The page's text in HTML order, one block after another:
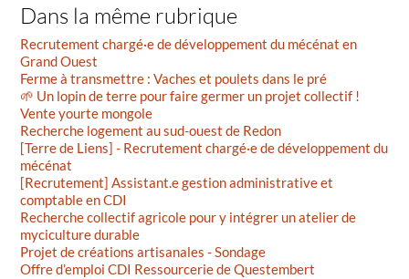
Dans la même rubrique
Recrutement chargé·e de développement du mécénat en
Grand Ouest
Ferme à transmettre : Vaches et poulets dans le pré
🌱 Un lopin de terre pour faire germer un projet collectif !
Vente yourte mongole
Recherche logement au sud-ouest de Redon
[Terre de Liens] - Recrutement chargé·e de développement du
mécénat
[Recrutement] Assistant.e gestion administrative et
comptable en CDI
Recherche collectif agricole pour y intégrer un atelier de
myciculture durable
Projet de créations artisanales - Sondage
Offre d’emploi CDI Ressourcerie de Questembert